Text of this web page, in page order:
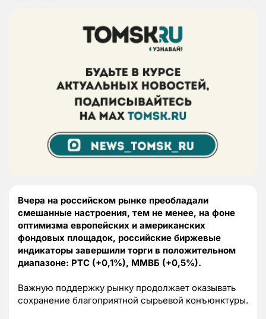
Вчера на российском рынке преобладали
смешанные настроения, тем не менее, на фоне
оптимизма европейских и американских
фондовых площадок, российские биржевые
индикаторы завершили торги в положительном
диапазоне: РТС (+0,1%), ММВБ (+0,5%).
Важную поддержку рынку продолжает оказывать
сохранение благоприятной сырьевой конъюнктуры.